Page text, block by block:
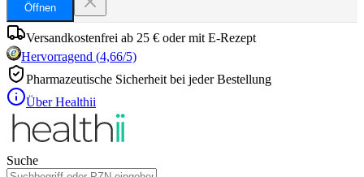
Öffnen
Versandkostenfrei ab 25 € oder mit E-Rezept
Hervorragend (4,66/5)
Pharmazeutische Sicherheit bei jeder Bestellung
Über Healthii
Suche